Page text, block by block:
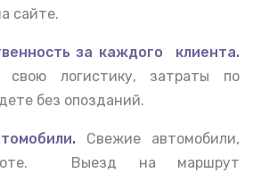
сайте.
за каждого клиента.
свою логистику, затраты по
без опозданий.
. Свежие автомобили,
Выезд на маршрут